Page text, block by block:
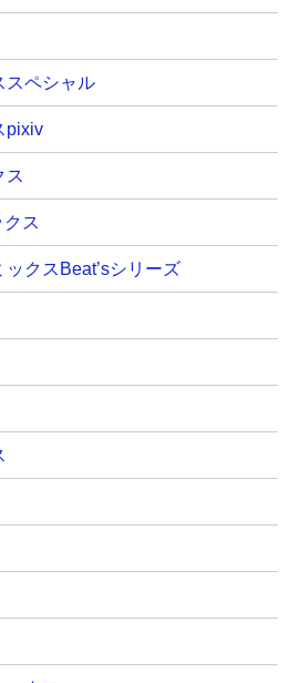
スペシャル
pixiv
ス
ス
クスBeat’sシリーズ